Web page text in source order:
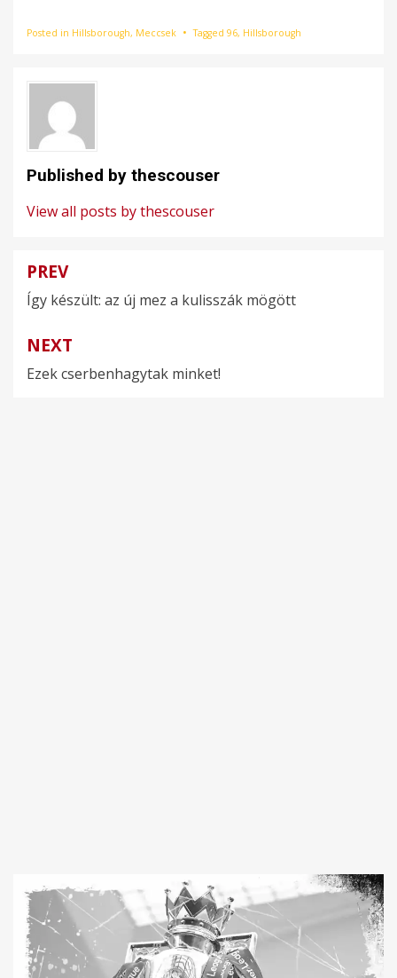
Posted in Hillsborough, Meccsek Tagged 96, Hillsborough
Published by thescouser
View all posts by thescouser
Bejegyzés
navigáció
PREV
Így készült: az új mez a kulisszák mögött
NEXT
Ezek cserbenhagytak minket!